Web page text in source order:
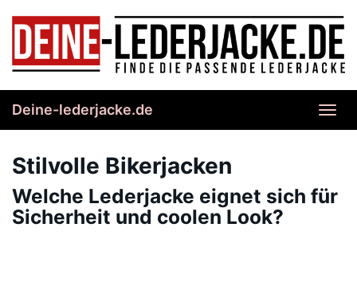
content
Deine-lederjacke.de
Stilvolle Bikerjacken
Welche Lederjacke eignet sich für
Sicherheit und coolen Look?